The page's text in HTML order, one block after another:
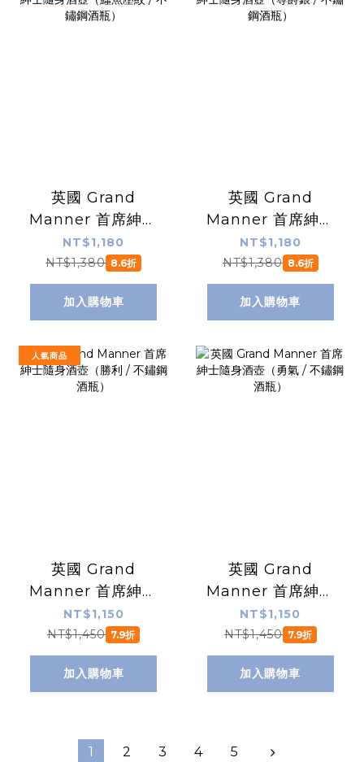
英國 Grand
Manner 首席紳士
隨身酒壺（鱷魚壓
紋 / 不鏽鋼酒瓶）
NT$1,180
NT$1,380 8.6折
加入購物車
英國 Grand
Manner 首席紳士
隨身酒壺（尊爵銀 /
不鏽鋼酒瓶）
NT$1,180
NT$1,380 8.6折
加入購物車
人氣商品
英國 Grand
Manner 首席紳士
隨身酒壺（勝利 /
不鏽鋼酒瓶）
NT$1,150
NT$1,450 7.9折
加入購物車
英國 Grand
Manner 首席紳士
隨身酒壺（勇氣 /
不鏽鋼酒瓶）
NT$1,150
NT$1,450 7.9折
加入購物車
1 2 3 4 5